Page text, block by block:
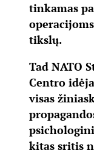
tinkamas
tikslų.
Tad NATO
Centro
visas
kitas sritis